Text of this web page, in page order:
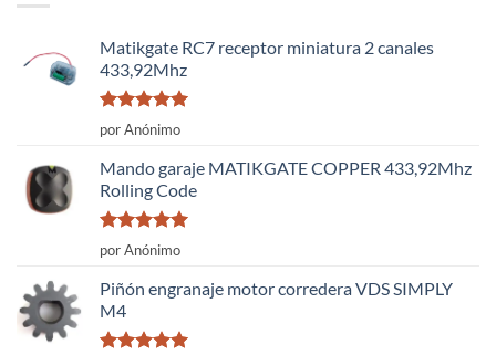
Matikgate RC7 receptor miniatura 2 canales
433,92Mhz
Valorado
con
por Anónimo
Mando garaje MATIKGATE COPPER 433,92Mhz
Rolling Code
Valorado
con
por Anónimo
Piñón engranaje motor corredera VDS SIMPLY
M4